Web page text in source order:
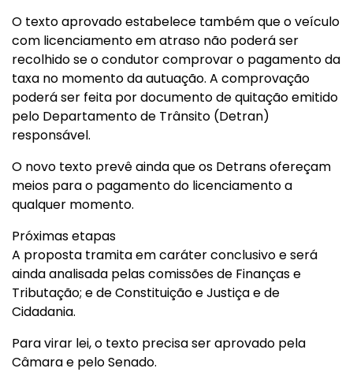
O texto aprovado estabelece também que o veículo
com licenciamento em atraso não poderá ser
recolhido se o condutor comprovar o pagamento da
taxa no momento da autuação. A comprovação
poderá ser feita por documento de quitação emitido
pelo Departamento de Trânsito (Detran)
responsável.
O novo texto prevê ainda que os Detrans ofereçam
meios para o pagamento do licenciamento a
qualquer momento.
Próximas etapas
A proposta tramita em caráter conclusivo e será
ainda analisada pelas comissões de Finanças e
Tributação; e de Constituição e Justiça e de
Cidadania.
Para virar lei, o texto precisa ser aprovado pela
Câmara e pelo Senado.